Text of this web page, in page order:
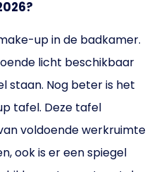
up in de badkamer.
licht beschikbaar
staan. Nog beter is het
tafel. Deze tafel
voldoende werkruimte
ook is er een spiegel